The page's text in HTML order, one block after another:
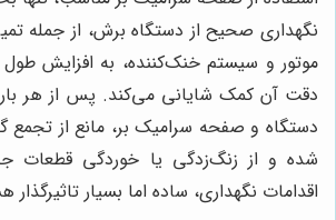
نگهداری صحیح از دستگاه برش، از جمله
موتور و سیستم خنک‌کننده، به افزایش
دقت آن کمک شایانی می‌کند. پس از هر بار
دستگاه و صفحه سرامیک بر، مانع از تجمع
شده و از زنگ‌زدگی یا خوردگی قطعات
اقدامات نگهداری، ساده اما بسیار تاثیرگذار